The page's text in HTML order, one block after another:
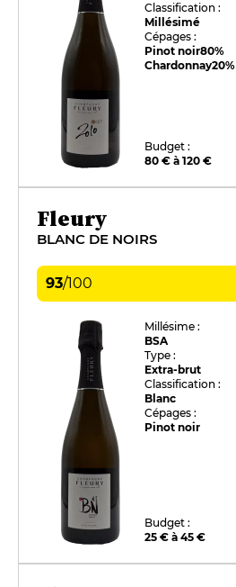
Classification :
Millésimé
Cépages :
Pinot noir80%
Chardonnay20%
Budget :
80 € à 120 €
Fleury
BLANC DE NOIRS
93/100
Millésime :
BSA
Type :
Extra-brut
Classification :
Blanc
Cépages :
Pinot noir
Budget :
25 € à 45 €